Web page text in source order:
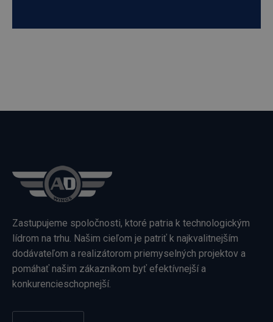
Zastupujeme spoločnosti, ktoré patria k technologickým
lídrom na trhu. Našim cieľom je patriť k najkvalitnejším
dodávateľom a realizátorom priemyselných projektov a
pomáhať našim zákazníkom byť efektívnejší a
konkurencieschopnejší.